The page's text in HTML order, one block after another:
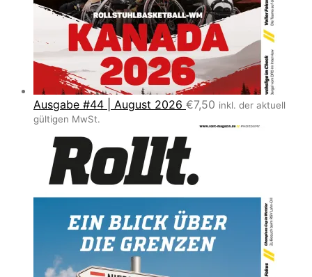
Ausgabe #44 | August 2026 €7,50 inkl. der aktuell
gültigen MwSt.